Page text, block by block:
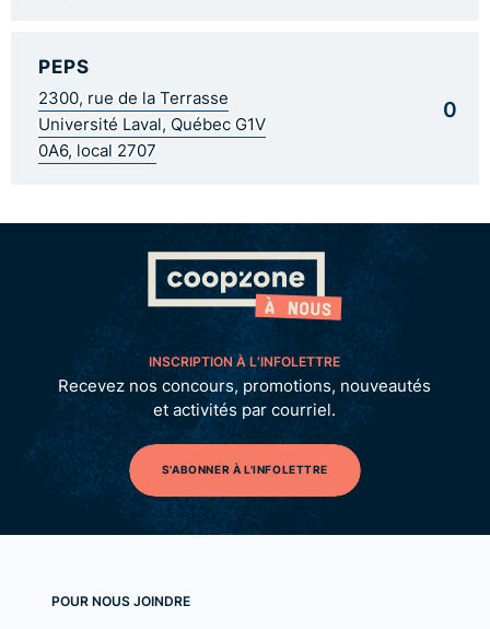
PEPS
2300, rue de la Terrasse
Université Laval, Québec G1V
0A6, local 2707
0
INSCRIPTION À L’INFOLETTRE
Recevez nos concours, promotions, nouveautés
et activités par courriel.
S'ABONNER À L'INFOLETTRE
POUR NOUS JOINDRE